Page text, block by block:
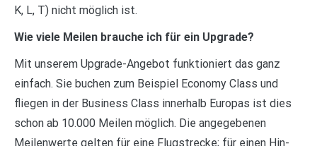
K, L, T) nicht möglich ist.
Wie viele Meilen brauche ich für ein Upgrade?
Mit unserem Upgrade-Angebot funktioniert das ganz
einfach. Sie buchen zum Beispiel Economy Class und
fliegen in der Business Class innerhalb Europas ist dies
schon ab 10.000 Meilen möglich. Die angegebenen
Meilenwerte gelten für eine Flugstrecke; für einen Hin-